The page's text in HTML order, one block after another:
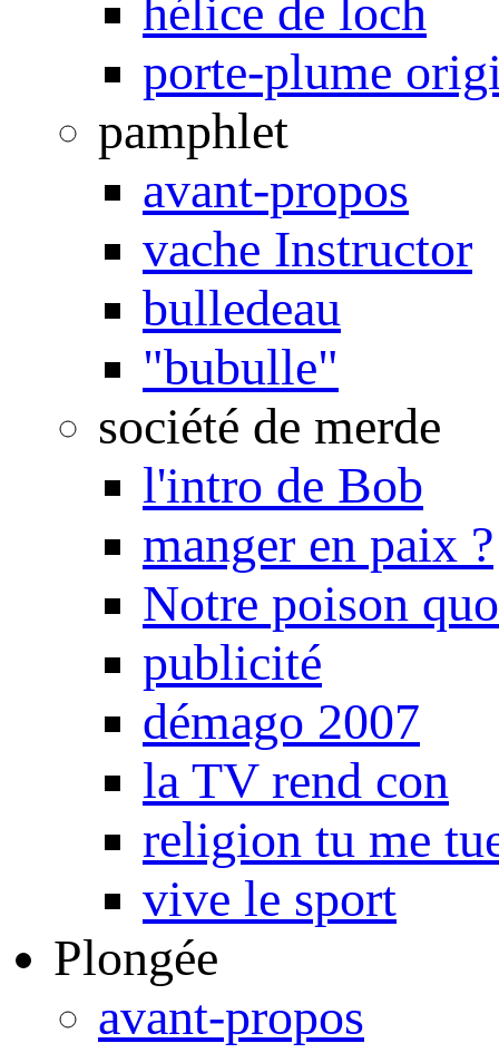
hélice de loch
porte-plume
pamphlet
avant-propos
vache Instructor
bulledeau
"bubulle"
société de merde
l'intro de Bob
manger en paix ?
Notre poison
publicité
démago 2007
la TV rend con
religion tu me
vive le sport
Plongée
avant-propos